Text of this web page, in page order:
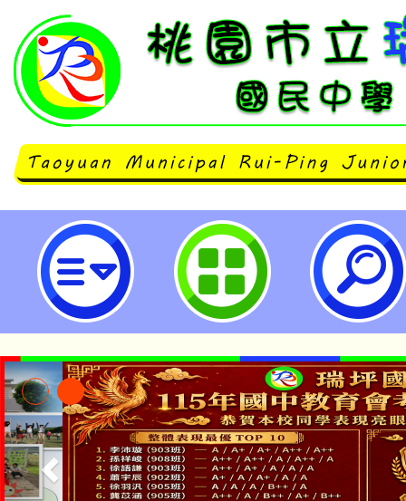
112年桃園閩南書院系列課程答喙
市立瑞坪國民中學